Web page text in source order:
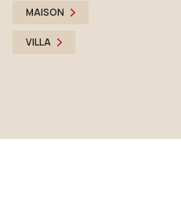
MAISON
VILLA